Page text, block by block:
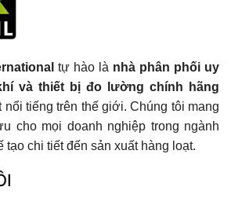
tự hào là nhà phân phối uy
và thiết bị đo lường chính hãng
nổi tiếng trên thế giới. Chúng tôi mang
cho mọi doanh nghiệp trong ngành
tạo chi tiết đến sản xuất hàng loạt.